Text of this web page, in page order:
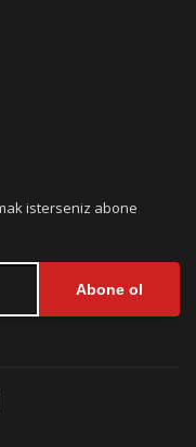
isterseniz abone
Abone ol